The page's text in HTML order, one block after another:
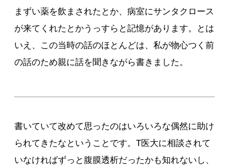
まずい薬を飲まされたとか、病室にサンタクロース
が来てくれたとかうっすらと記憶があります。とは
いえ、この当時の話のほとんどは、私が物心つく前
の話のため親に話を聞きながら書きました。
書いていて改めて思ったのはいろいろな偶然に助け
られてきたなということです。T医大に相談されて
いなければずっと腹膜透析だったかも知れないし、